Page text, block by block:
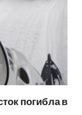
погибла в